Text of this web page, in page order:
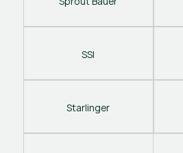
SSI
Starlinger